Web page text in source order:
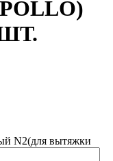
N2(для вытяжки